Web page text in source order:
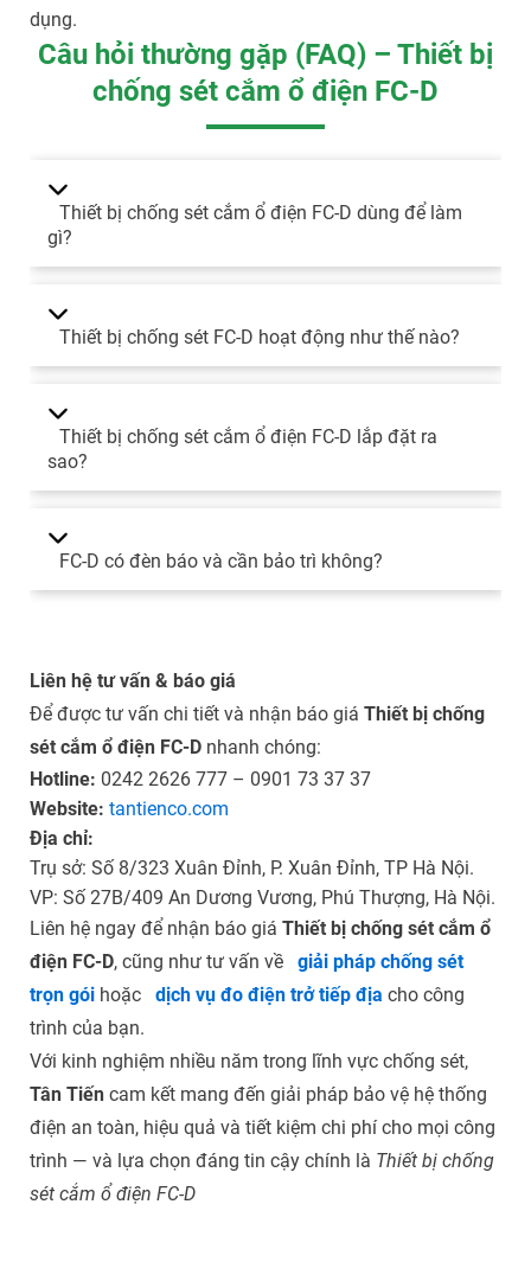
dụng.
Câu hỏi thường gặp (FAQ) – Thiết bị
chống sét cắm ổ điện FC-D
Thiết bị chống sét cắm ổ điện FC-D dùng để làm
gì?
Thiết bị chống sét FC-D hoạt động như thế nào?
Thiết bị chống sét cắm ổ điện FC-D lắp đặt ra
sao?
FC-D có đèn báo và cần bảo trì không?
Liên hệ tư vấn & báo giá
Để được tư vấn chi tiết và nhận báo giá Thiết bị chống
sét cắm ổ điện FC-Dnhanh chóng:
Hotline: 0242 2626 777 – 0901 73 37 37
Website: tantienco.com
Địa chỉ:
Trụ sở: Số 8/323 Xuân Đỉnh, P. Xuân Đỉnh, TP Hà Nội.
VP: Số 27B/409 An Dương Vương, Phú Thượng, Hà Nội.
Liên hệ ngay để nhận báo giá Thiết bị chống sét cắm ổ
điện FC-D, cũng như tư vấn về
giải pháp chống sét
trọn gói hoặc dịch vụ đo điện trở tiếp địa cho công
trình của bạn.
Với kinh nghiệm nhiều năm trong lĩnh vực chống sét,
Tân Tiến cam kết mang đến giải pháp bảo vệ hệ thống
điện an toàn, hiệu quả và tiết kiệm chi phí cho mọi công
trình — và lựa chọn đáng tin cậy chính là Thiết bị chống
sét cắm ổ điện FC-D